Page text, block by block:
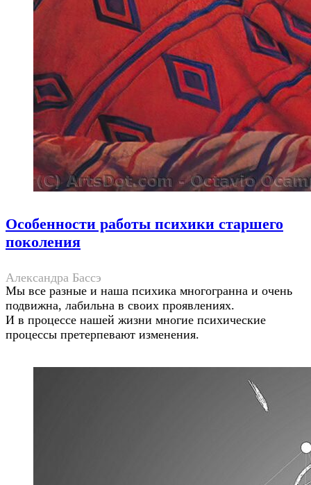
Особенности работы психики старшего
поколения
Александра Бассэ
Мы все разные и наша психика многогранна и очень
подвижна, лабильна в своих проявлениях.
И в процессе нашей жизни многие психические
процессы претерпевают изменения.